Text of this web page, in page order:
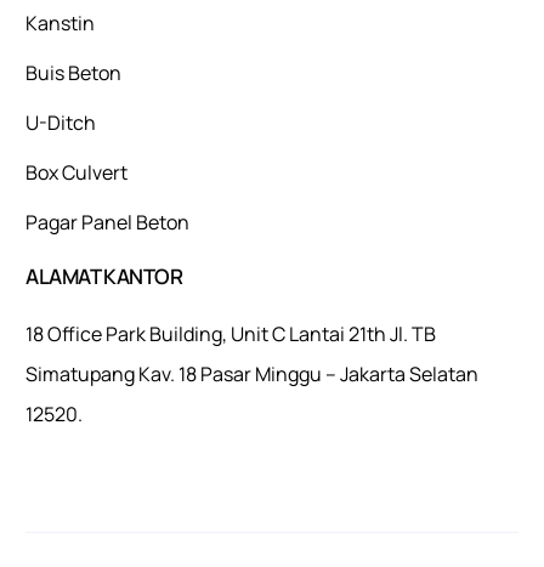
Kanstin
Buis Beton
U-Ditch
Box Culvert
Pagar Panel Beton
ALAMAT KANTOR
18 Office Park Building, Unit C Lantai 21th Jl. TB
Simatupang Kav. 18 Pasar Minggu – Jakarta Selatan
12520.